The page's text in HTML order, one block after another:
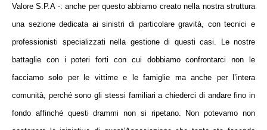
Valore S.P.A -: anche per questo abbiamo creato nella nostra struttura
una sezione dedicata ai sinistri di particolare gravità, con tecnici e
professionisti specializzati nella gestione di questi casi. Le nostre
battaglie con i poteri forti con cui dobbiamo confrontarci non le
facciamo solo per le vittime e le famiglie ma anche per l’intera
comunità, perché sono gli stessi familiari a chiederci di andare fino in
fondo affinché questi drammi non si ripetano. Non potevamo non